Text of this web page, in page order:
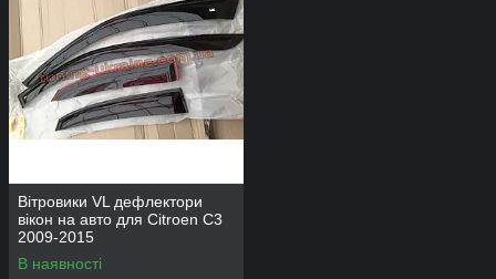
Вітровики VL дефлектори
вікон на авто для Citroen C3
2009-2015
В наявності